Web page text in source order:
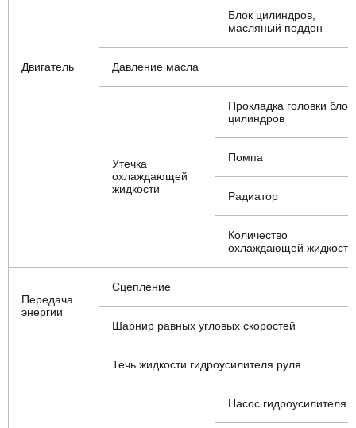
Двигатель
Блок цилиндров,
масляный поддон
Давление масла
Утечка
охлаждающей
жидкости
Прокладка головки
цилиндров
Помпа
Радиатор
Количество
охлаждающей жидкости
Передача
энергии
Сцепление
Шарнир равных угловых скоростей
Течь жидкости гидроусилителя руля
Насос гидроусилителя